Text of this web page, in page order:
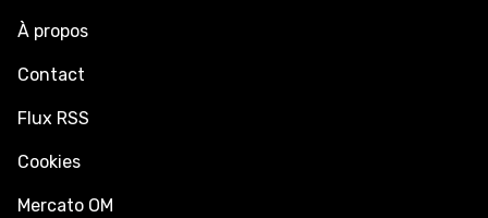
À propos
Contact
Flux RSS
Cookies
Mercato OM